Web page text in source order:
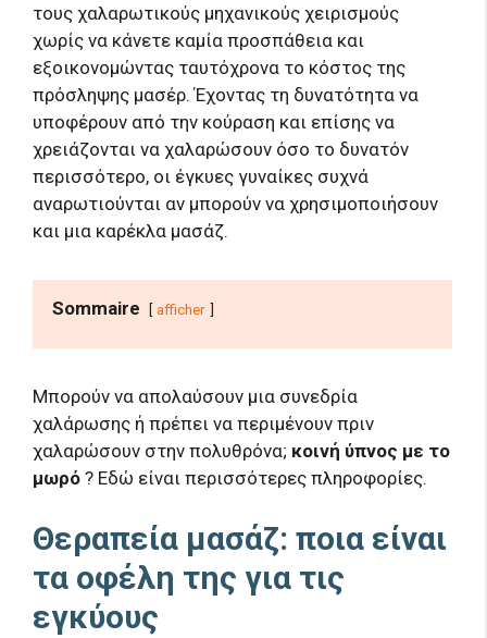
τους χαλαρωτικούς μηχανικούς χειρισμούς
χωρίς να κάνετε καμία προσπάθεια και
εξοικονομώντας ταυτόχρονα το κόστος της
πρόσληψης μασέρ. Έχοντας τη δυνατότητα να
υποφέρουν από την κούραση και επίσης να
χρειάζονται να χαλαρώσουν όσο το δυνατόν
περισσότερο, οι έγκυες γυναίκες συχνά
αναρωτιούνται αν μπορούν να χρησιμοποιήσουν
και μια καρέκλα μασάζ.
Sommaire afficher
Μπορούν να απολαύσουν μια συνεδρία
χαλάρωσης ή πρέπει να περιμένουν πριν
χαλαρώσουν στην πολυθρόνα; κοινή ύπνος με το
μωρό ? Εδώ είναι περισσότερες πληροφορίες.
Θεραπεία μασάζ: ποια είναι
τα οφέλη της για τις
εγκύους